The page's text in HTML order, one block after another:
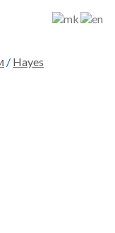
/ Hayes